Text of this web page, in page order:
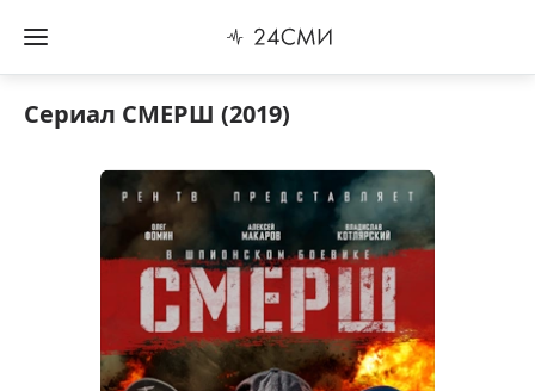
Сериал СМЕРШ (2019)